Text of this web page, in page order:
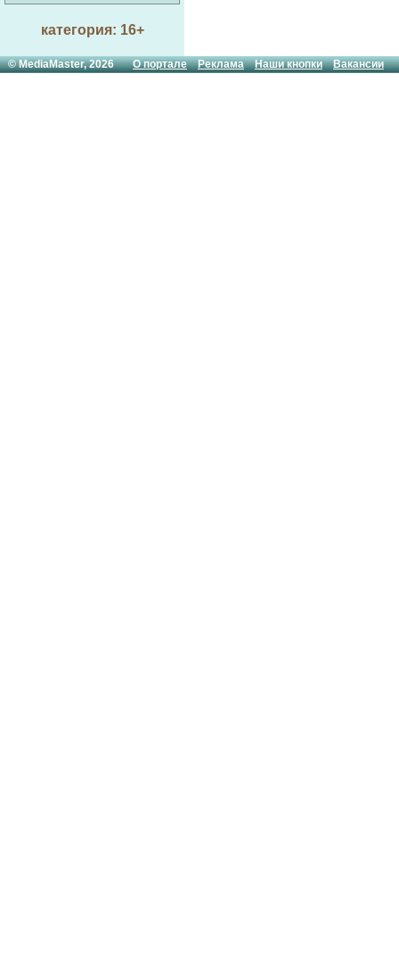
категория: 16+
© MediaMaster, 2026О портале Реклама Наши кнопки Вакансии